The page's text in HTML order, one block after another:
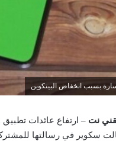
نت
سكوير في رسالتها